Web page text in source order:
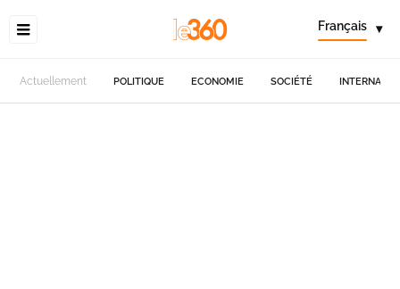
Français ▾
Actuellement POLITIQUE ECONOMIE SOCIÉTÉ